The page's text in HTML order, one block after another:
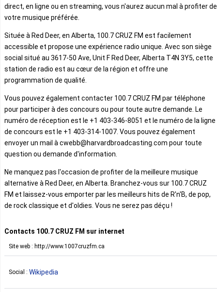
direct, en ligne ou en streaming, vous n'aurez aucun mal à profiter de
votre musique préférée.
Située à Red Deer, en Alberta, 100.7 CRUZ FM est facilement
accessible et propose une expérience radio unique. Avec son siège
social situé au 3617-50 Ave, Unit F Red Deer, Alberta T4N 3Y5, cette
station de radio est au cœur de la région et offre une
programmation de qualité.
Vous pouvez également contacter 100.7 CRUZ FM par téléphone
pour participer à des concours ou pour toute autre demande. Le
numéro de réception est le +1 403-346-8051 et le numéro de la ligne
de concours est le +1 403-314-1007. Vous pouvez également
envoyer un mail à cwebb@harvardbroadcasting.com pour toute
question ou demande d'information.
Ne manquez pas l'occasion de profiter de la meilleure musique
alternative à Red Deer, en Alberta. Branchez-vous sur 100.7 CRUZ
FM et laissez-vous emporter par les meilleurs hits de R'n'B, de pop,
de rock classique et d'oldies. Vous ne serez pas déçu !
Contacts 100.7 CRUZ FM sur internet
Site web : http://www.1007cruzfm.ca
Social : Wikipedia